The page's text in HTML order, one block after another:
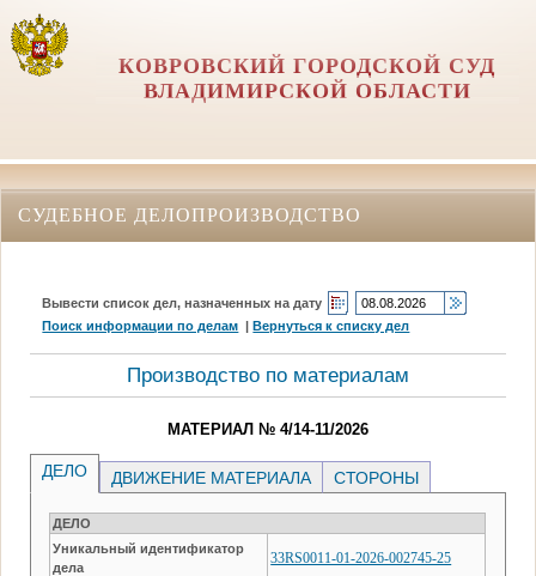
КОВРОВСКИЙ ГОРОДСКОЙ СУД
ВЛАДИМИРСКОЙ ОБЛАСТИ
СУДЕБНОЕ ДЕЛОПРОИЗВОДСТВО
Вывести список дел, назначенных на дату
Поиск информации по делам |Вернуться к списку дел
Производство по материалам
МАТЕРИАЛ № 4/14-11/2026
ДЕЛО ДВИЖЕНИЕ МАТЕРИАЛА СТОРОНЫ
ДЕЛО
Уникальный идентификатор
дела
33RS0011-01-2026-002745-25